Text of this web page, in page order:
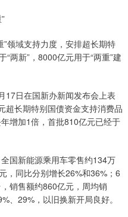
领域支持力度，安排超长期特
两新”，8000亿元用于“两重”建
日在国新办新闻发布会上表
超长期特别国债资金支持消费品
增加1倍，首批810亿元已经于
国新能源乘用车零售约134万
，同比分别增长26%和36%；6
销售额约860亿元，周均销
、29%，以旧换新开局良好。